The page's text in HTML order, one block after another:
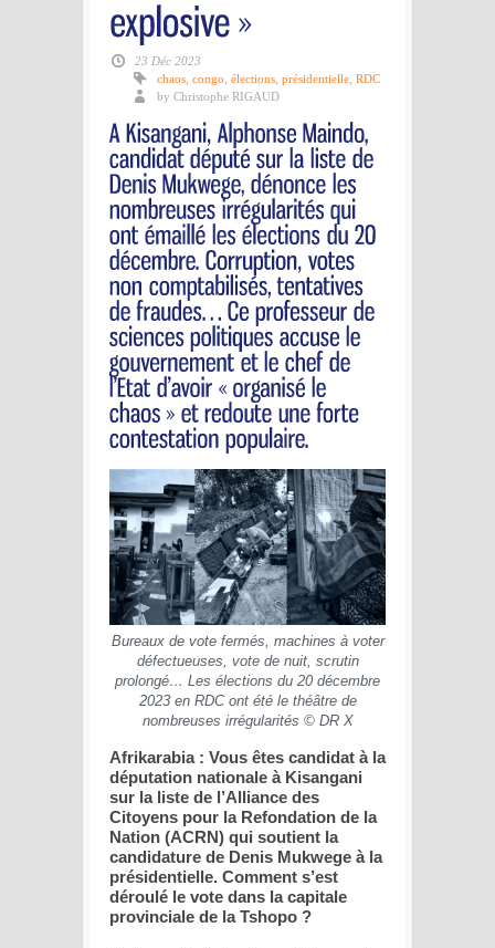
23 Déc 2023
chaos congo élections présidentielle RDC
by Christophe RIGAUD
Bureaux de vote fermés, machines à voter
défectueuses, vote de nuit, scrutin
prolongé… Les élections du 20 décembre
2023 en RDC ont été le théâtre de
nombreuses irrégularités © DR X
Afrikarabia : Vous êtes candidat à la
députation nationale à Kisangani
sur la liste de l’Alliance des
Citoyens pour la Refondation de la
Nation (ACRN) qui soutient la
candidature de Denis Mukwege à la
présidentielle. Comment s’est
déroulé le vote dans la capitale
provinciale de la Tshopo ?